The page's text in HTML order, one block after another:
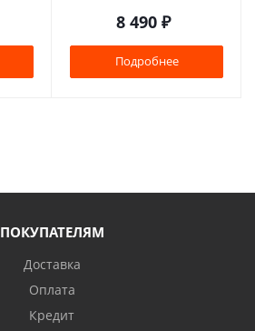
8 490 ₽
Подробнее
ПОКУПАТЕЛЯМ
Доставка
Оплата
Кредит